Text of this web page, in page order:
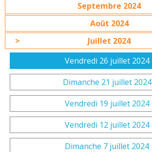
Septembre 2024
Août 2024
Juillet 2024
Vendredi 26 juillet 2024
Dimanche 21 juillet 2024
Vendredi 19 juillet 2024
Vendredi 12 juillet 2024
Dimanche 7 juillet 2024